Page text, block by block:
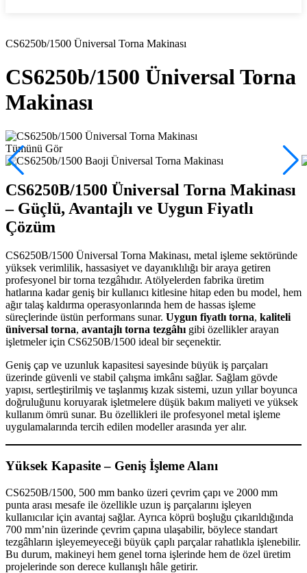
CS6250b/1500 Üniversal Torna Makinası
CS6250b/1500 Üniversal Torna
Makinası
Tümünü Gör
CS6250B/1500 Üniversal Torna Makinası
– Güçlü, Avantajlı ve Uygun Fiyatlı
Çözüm
CS6250B/1500 Üniversal Torna Makinası, metal işleme sektöründe
yüksek verimlilik, hassasiyet ve dayanıklılığı bir araya getiren
profesyonel bir torna tezgâhıdır. Atölyelerden fabrika üretim
hatlarına kadar geniş bir kullanıcı kitlesine hitap eden bu model, hem
ağır talaş kaldırma operasyonlarında hem de hassas işleme
süreçlerinde üstün performans sunar. Uygun fiyatlı torna, kaliteli
üniversal torna, avantajlı torna tezgâhıgibi özellikler arayan
işletmeler için CS6250B/1500 ideal bir seçenektir.
Geniş çap ve uzunluk kapasitesi sayesinde büyük iş parçaları
üzerinde güvenli ve stabil çalışma imkânı sağlar. Sağlam gövde
yapısı, sertleştirilmiş ve taşlanmış kızak sistemi, uzun yıllar boyunca
doğruluğunu koruyarak işletmelere düşük bakım maliyeti ve yüksek
kullanım ömrü sunar. Bu özellikleri ile profesyonel metal işleme
uygulamalarında tercih edilen modeller arasında yer alır.
Yüksek Kapasite – Geniş İşleme Alanı
CS6250B/1500, 500 mm banko üzeri çevrim çapı ve 2000 mm
punta arası mesafe ile özellikle uzun iş parçalarını işleyen
kullanıcılar için avantaj sağlar. Ayrıca köprü boşluğu çıkarıldığında
700 mm’nin üzerinde çevrim çapına ulaşabilir, böylece standart
tezgâhların işleyemeyeceği büyük çaplı parçalar rahatlıkla işlenebilir.
Bu durum, makineyi hem genel torna işlerinde hem de özel üretim
projelerinde son derece kullanışlı hâle getirir.